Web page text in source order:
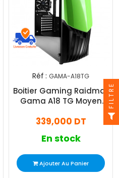
Réf : GAMA-A18TG
Boitier Gaming Raidmax
Gama A18 TG Moyen
339,000 DT
En stock
Ajouter Au Panier
FILTRE